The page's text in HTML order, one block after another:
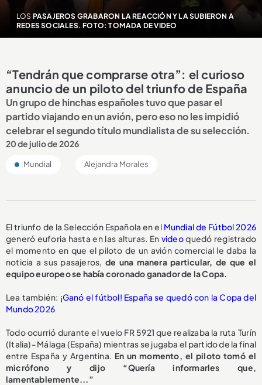
LOS PASAJEROS GRABARON LA REACCIÓN Y LA SUBIERON A
REDES SOCIALES. FOTO: TOMADA DE VIDEO
“Tendrán que comprarse otra”: el curioso
anuncio de un piloto del triunfo de España
Un grupo de hinchas españoles tuvo que pasar el
partido viajando en un avión, pero eso no les impidió
celebrar el segundo título mundialista de su selección.
20 de julio de 2026
Mundial Alejandra Morales
El triunfo de la Selección Española en elMundial de Fútbol 2026
generó euforia hasta en las alturas. En videoquedó registrado
el momento en que el piloto de un avión comercial le daba la
noticia a sus pasajeros, de una manera particular, de que el
equipo europeo se había coronado ganador de la Copa.
Lea también: ¡Ganó el fútbol! España se quedó con la Copa del
Mundo 2026
Todo ocurrió durante el vuelo FR 5921 que realizaba la ruta Turín
(Italia)- Málaga (España) mientras se jugaba el partido de la final
entre España y Argentina.
En un momento, el piloto tomó el
micrófono y dijo “Quería informarles que,
lamentablemente...”